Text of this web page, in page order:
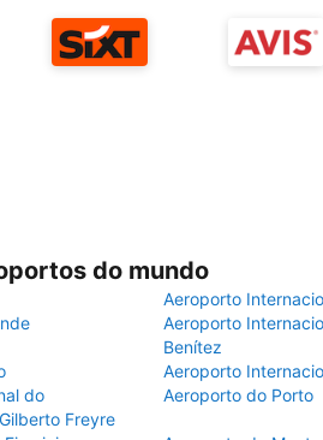
do mundo
Aeroporto
Aeroporto
Benítez
Aeroporto
do
Freyre
Aeroporto do Porto